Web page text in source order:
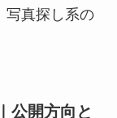
写真探し系の
公開方向と